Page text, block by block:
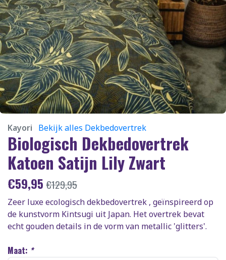
Kayori Bekijk alles Dekbedovertrek
Biologisch Dekbedovertrek
Katoen Satijn Lily Zwart
€59,95 €129,95
Zeer luxe ecologisch dekbedovertrek , geïnspireerd op
de kunstvorm Kintsugi uit Japan. Het overtrek bevat
echt gouden details in de vorm van metallic 'glitters'.
Maat: *